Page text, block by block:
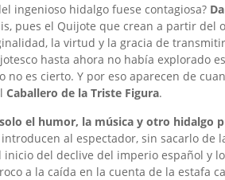
ingenioso hidalgo fuese contagiosa?
pues el Quijote que crean a partir del
la virtud y la gracia de
hasta ahora no había explorado
no es cierto. Y por eso aparecen de
Caballero de la Triste Figura.
el humor, la música y otro hidalgo
introducen al espectador, sin sacarlo
del declive del imperio español y
a la caída en la cuenta de la estafa